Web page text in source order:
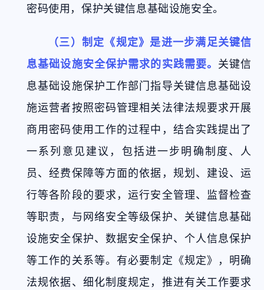
密码使用，保护关键信息基础设施安全。
（三）制定《规定》是进一步满足关键信
息基础设施安全保护需求的实践需要。 关键信
息基础设施保护工作部门指导关键信息基础设
施运营者按照密码管理相关法律法规要求开展
商用密码使用工作的过程中，结合实践提出了
一系列意见建议，包括进一步明确制度、人
员、经费保障等方面的依据，规划、建设、运
行等各阶段的要求，运行安全管理、监督检查
等职责，与网络安全等级保护、关键信息基础
设施安全保护、数据安全保护、个人信息保护
等工作的关系等。有必要制定《规定》，明确
法规依据、细化制度规定，推进有关工作要求